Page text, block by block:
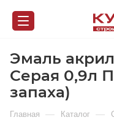
Эмаль
Серая 0,9л
запаха)
Главная — Каталог —